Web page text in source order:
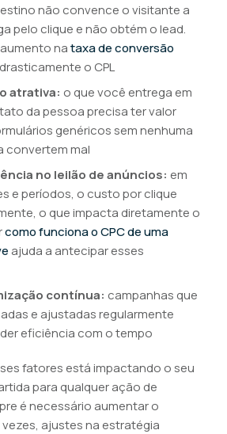
não convence o visitante a
pelo clique e não obtém o lead.
nataxa de conversão
o CPL
atrativa: o que você entrega em
da pessoa precisa ter valor
genéricos sem nenhuma
convertem mal
no leilão de anúncios: em
e períodos, o custo por clique
o que impacta diretamente o
como funciona o CPC de uma
ajuda a antecipar esses
contínua: campanhas que
e ajustadas regularmente
eficiência com o tempo
fatores está impactando o seu
para qualquer ação de
é necessário aumentar o
ajustes na estratégia